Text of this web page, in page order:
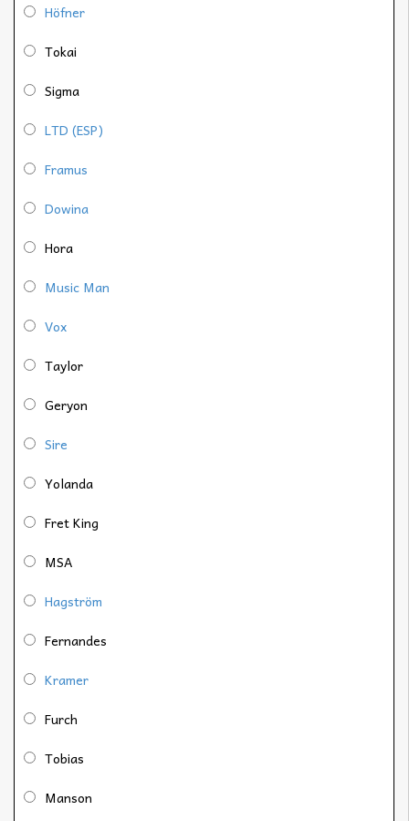
Höfner
Tokai
Sigma
LTD (ESP)
Framus
Dowina
Hora
Music Man
Vox
Taylor
Geryon
Sire
Yolanda
Fret King
MSA
Hagström
Fernandes
Kramer
Furch
Tobias
Manson